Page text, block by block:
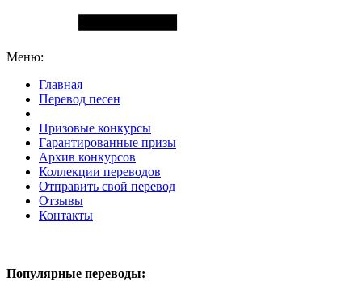
Меню:
Главная
Перевод песен
Призовые конкурсы
Гарантированные призы
Архив конкурсов
Коллекции переводов
Отправить свой перевод
Отзывы
Контакты
Популярные переводы: